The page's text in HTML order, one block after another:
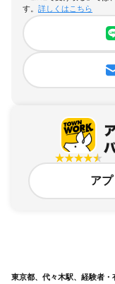
す。 詳しくはこちら
ア
東京都、代々木駅、経験者